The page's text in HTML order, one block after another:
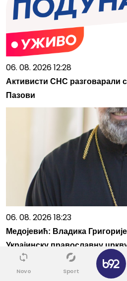
06. 08. 2026 12:28
Активисти СНС разговарали
Пазови
06. 08. 2026 18:23
Медојевић: Владика
Украјинску православну
СПЦ искључити?
Novo Sport
✕